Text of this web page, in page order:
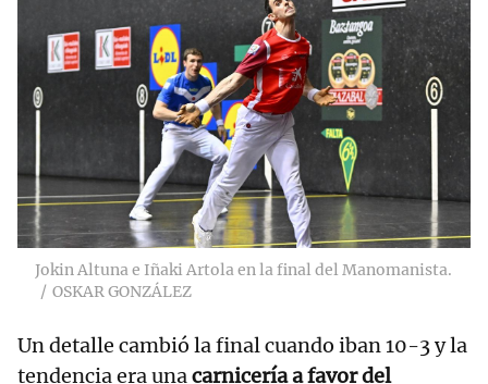
Jokin Altuna e Iñaki Artola en la final del Manomanista.
OSKAR GONZÁLEZ
Un detalle cambió la final cuando iban 10-3 y la
tendencia era unacarnicería a favor del